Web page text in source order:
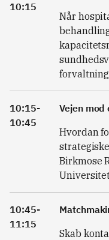
10:15
Når
10:15-
10:45
Vejen
Hvordan
Birkmose
10:45-
11:15
Skab